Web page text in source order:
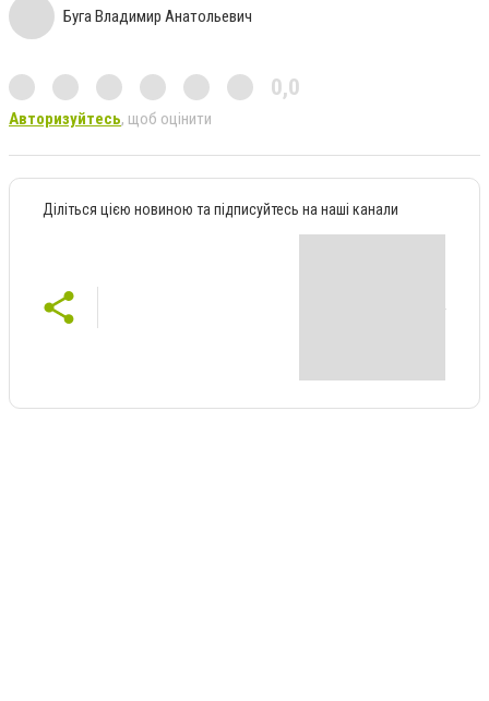
Буга Владимир Анатольевич
0,0
Авторизуйтесь, щоб оцінити
Діліться цією новиною та підписуйтесь на наші канали